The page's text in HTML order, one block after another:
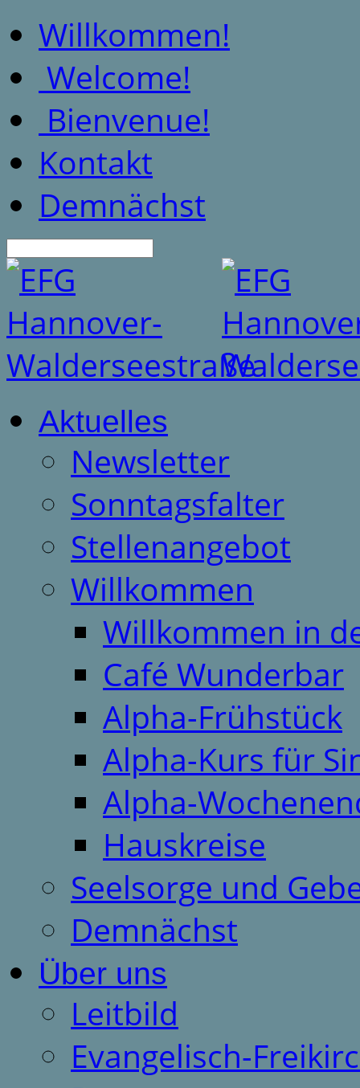
Willkommen!
Welcome!
Bienvenue!
Kontakt
Demnächst
Aktuelles
Newsletter
Sonntagsfalter
Stellenangebot
Willkommen
Willkommen in
Café Wunderbar
Alpha-Frühstück
Alpha-Kurs für
Alpha-
Hauskreise
Seelsorge und
Demnächst
Über uns
Leitbild
Evangelisch-